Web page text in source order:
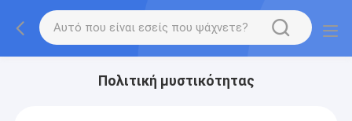
Πολιτική μυστικότητας